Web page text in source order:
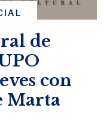
de
con
Marta